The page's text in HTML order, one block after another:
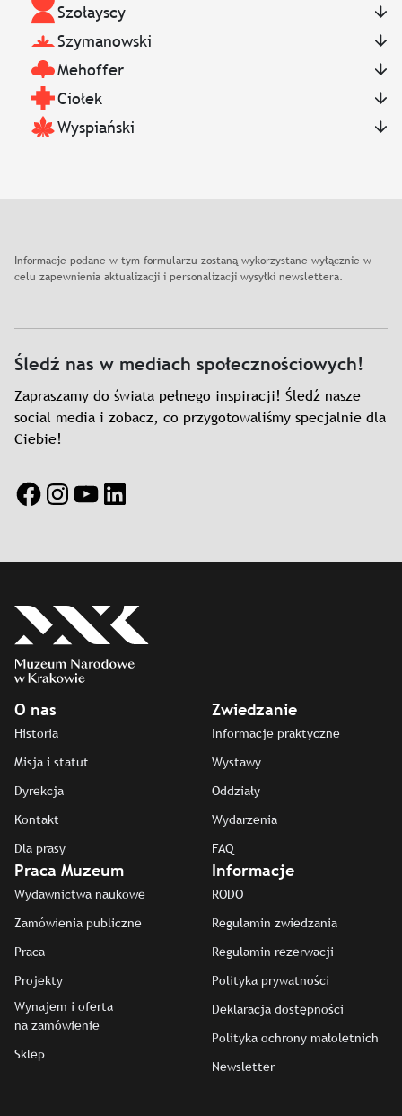
Szołayscy
Szymanowski
Mehoffer
Ciołek
Wyspiański
Informacje podane w tym formularzu zostaną wykorzystane wyłącznie w
celu zapewnienia aktualizacji i personalizacji wysyłki newslettera.
Śledź nas w mediach społecznościowych!
Zapraszamy do świata pełnego inspiracji! Śledź nasze
social media i zobacz, co przygotowaliśmy specjalnie dla
Ciebie!
Facebook
Instagram
YouTube
LinkedIn
O nas
Historia
Misja i statut
Dyrekcja
Kontakt
Dla prasy
Zwiedzanie
Informacje praktyczne
Wystawy
Oddziały
Wydarzenia
FAQ
Praca Muzeum
Wydawnictwa naukowe
Zamówienia publiczne
Praca
Projekty
Wynajem i oferta
na zamówienie
Sklep
Informacje
RODO
Regulamin zwiedzania
Regulamin rezerwacji
Polityka prywatności
Deklaracja dostępności
Polityka ochrony małoletnich
Newsletter